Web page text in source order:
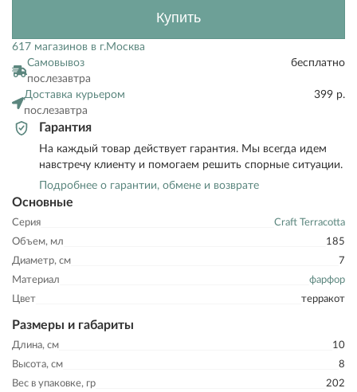
Основные
Серия
Craft Terracotta
Объем, мл
185
Диаметр, см
7
Материал
фарфор
Цвет
терракот
Размеры и габариты
Длина, см
10
Высота, см
8
Вес в упаковке, гр
202
Купить
617 магазинов в г.Москва
Самовывоз
послезавтра
бесплатно
Доставка курьером
послезавтра
399 р.
Гарантия
На каждый товар действует гарантия. Мы всегда идем
навстречу клиенту и помогаем решить спорные ситуации.
Подробнее о гарантии, обмене и возврате